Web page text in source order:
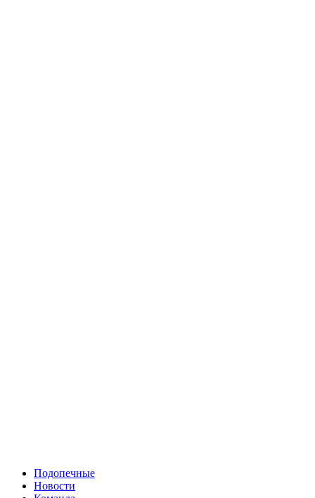
Подопечные
Новости